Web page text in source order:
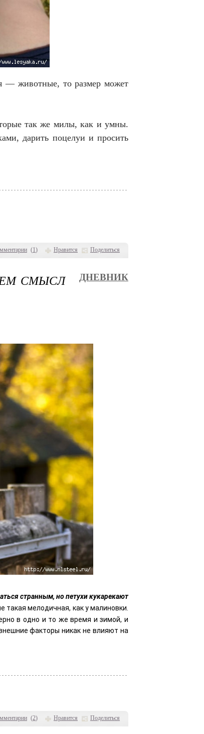
(1) Нравится Поделиться
— животные, то размер может
так же милы, как и умны.
дарить поцелуи и просить
(2) Нравится Поделиться
СМЫСЛ
ДНЕВНИК
странным, но петухи кукарекают
такая мелодичная, как у малиновки.
в одно и то же время и зимой, и
факторы никак не влияют на